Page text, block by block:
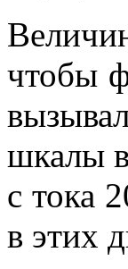
чтобы
шкалы
с тока
в этих